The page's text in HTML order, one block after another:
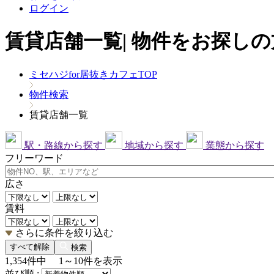
ログイン
賃貸店舗一覧| 物件をお探し
ミセハジfor居抜きカフェTOP
物件検索
賃貸店舗一覧
駅・路線から探す 地域から探す
業態から探す
フリーワード
広さ
賃料
さらに条件を絞り込む
すべて解除 検索
1,354件中 1～10件を表示